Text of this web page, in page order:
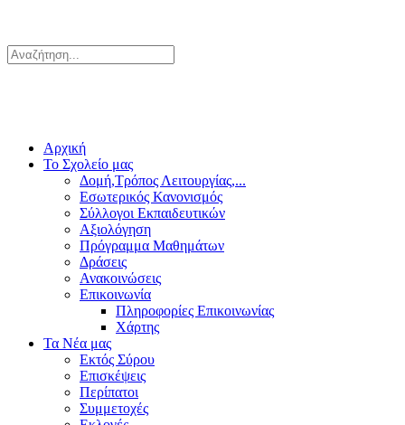
Αρχική
Το Σχολείο μας
Δομή,Τρόπος Λειτουργίας,...
Εσωτερικός Κανονισμός
Σύλλογοι Εκπαιδευτικών
Αξιολόγηση
Πρόγραμμα Μαθημάτων
Δράσεις
Ανακοινώσεις
Επικοινωνία
Πληροφορίες Επικοινωνίας
Χάρτης
Τα Νέα μας
Εκτός Σύρου
Επισκέψεις
Περίπατοι
Συμμετοχές